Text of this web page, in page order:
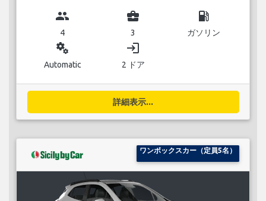
group
4
business_center
3
local_gas_station
ガソリン
miscellaneous_services
Automatic
login
2 ドア
詳細表示...
ワンボックスカー（定員5名）